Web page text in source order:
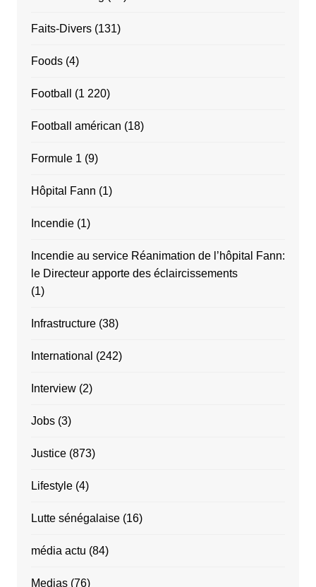
Faits-Divers(131)
Foods(4)
Football (1 220)
Football américan (18)
Formule 1 (9)
Hôpital Fann (1)
Incendie(1)
Incendie au service Réanimation de l’hôpital Fann:
le Directeur apporte des éclaircissements
(1)
Infrastructure(38)
International (242)
Interview(2)
Jobs(3)
Justice(873)
Lifestyle(4)
Lutte sénégalaise(16)
média actu (84)
Medias(76)